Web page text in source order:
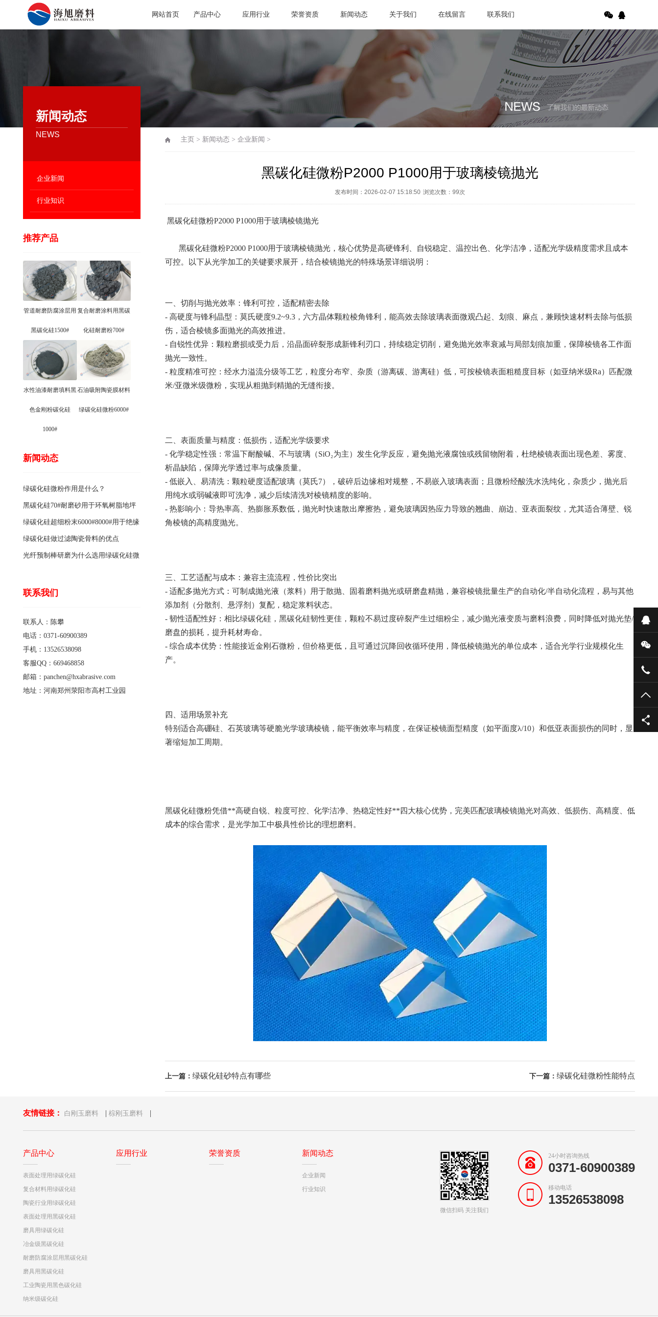
网站首页 产品中心 应用行业 荣誉资质 新闻动态 关于我们 在线留言 联系我们
新闻动态
NEWS
企业新闻
行业知识
推荐产品
管道耐磨防腐涂层用
黑碳化硅1500#
复合耐磨涂料用黑碳
化硅耐磨粉700#
水性油漆耐磨填料黑
色金刚粉碳化硅
1000#
石油吸附陶瓷膜材料
绿碳化硅微粉6000#
新闻动态
绿碳化硅微粉作用是什么？
黑碳化硅70#耐磨砂用于环氧树脂地坪
骨料的特点有哪些？
绿碳化硅超细粉末6000#8000#用于绝缘
涂料的优点
绿碳化硅做过滤陶瓷骨料的优点
光纤预制棒研磨为什么选用绿碳化硅微
联系我们
联系人：陈攀
电话：0371-60900389
手机：13526538098
客服QQ：669468858
邮箱：panchen@hxabrasive.com
地址：河南郑州荥阳市高村工业园
主页 > 新闻动态 > 企业新闻 >
黑碳化硅微粉P2000 P1000用于玻璃棱镜抛光
发布时间：2026-02-07 15:18:50 浏览次数： 99次
黑碳化硅微粉P2000 P1000用于玻璃棱镜抛光
黑碳化硅微粉P2000 P1000用于玻璃棱镜抛光，核心优势是高硬锋利、自锐稳定、温控出色、化学洁净，适配光学级精度需求且成本
可控。以下从光学加工的关键要求展开，结合棱镜抛光的特殊场景详细说明：
一、切削与抛光效率：锋利可控，适配精密去除
- 高硬度与锋利晶型：莫氏硬度9.2~9.3，六方晶体颗粒棱角锋利，能高效去除玻璃表面微观凸起、划痕、麻点，兼顾快速材料去除与低损
伤，适合棱镜多面抛光的高效推进。
- 自锐性优异：颗粒磨损或受力后，沿晶面碎裂形成新锋利刃口，持续稳定切削，避免抛光效率衰减与局部划痕加重，保障棱镜各工作面
抛光一致性。
- 粒度精准可控：经水力溢流分级等工艺，粒度分布窄、杂质（游离碳、游离硅）低，可按棱镜表面粗糙度目标（如亚纳米级Ra）匹配微
米/亚微米级微粉，实现从粗抛到精抛的无缝衔接。
二、表面质量与精度：低损伤，适配光学级要求
- 化学稳定性强：常温下耐酸碱、不与玻璃（SiO₂为主）发生化学反应，避免抛光液腐蚀或残留物附着，杜绝棱镜表面出现色差、雾度、
析晶缺陷，保障光学透过率与成像质量。
- 低嵌入、易清洗：颗粒硬度适配玻璃（莫氏7），破碎后边缘相对规整，不易嵌入玻璃表面；且微粉经酸洗水洗纯化，杂质少，抛光后
用纯水或弱碱液即可洗净，减少后续清洗对棱镜精度的影响。
- 热影响小：导热率高、热膨胀系数低，抛光时快速散出摩擦热，避免玻璃因热应力导致的翘曲、崩边、亚表面裂纹，尤其适合薄壁、锐
角棱镜的高精度抛光。
三、工艺适配与成本：兼容主流流程，性价比突出
- 适配多抛光方式：可制成抛光液（浆料）用于散抛、固着磨料抛光或研磨盘精抛，兼容棱镜批量生产的自动化/半自动化流程，易与其他
添加剂（分散剂、悬浮剂）复配，稳定浆料状态。
- 韧性适配性好：相比绿碳化硅，黑碳化硅韧性更佳，颗粒不易过度碎裂产生过细粉尘，减少抛光液变质与磨料浪费，同时降低对抛光垫/
磨盘的损耗，提升耗材寿命。
- 综合成本优势：性能接近金刚石微粉，但价格更低，且可通过沉降回收循环使用，降低棱镜抛光的单位成本，适合光学行业规模化生
产。
四、适用场景补充
特别适合高硼硅、石英玻璃等硬脆光学玻璃棱镜，能平衡效率与精度，在保证棱镜面型精度（如平面度λ/10）和低亚表面损伤的同时，显
著缩短加工周期。
黑碳化硅微粉凭借**高硬自锐、粒度可控、化学洁净、热稳定性好**四大核心优势，完美匹配玻璃棱镜抛光对高效、低损伤、高精度、低
成本的综合需求，是光学加工中极具性价比的理想磨料。
上一篇： 绿碳化硅砂特点有哪些 下一篇： 绿碳化硅微粉性能特点
友情链接： 白刚玉磨料 | 棕刚玉磨料 |
产品中心
表面处理用绿碳化硅
复合材料用绿碳化硅
陶瓷行业用绿碳化硅
表面处理用黑碳化硅
磨具用绿碳化硅
冶金级黑碳化硅
耐磨防腐涂层用黑碳化硅
磨具用黑碳化硅
工业陶瓷用黑色碳化硅
纳米级碳化硅
应用行业 荣誉资质 新闻动态
企业新闻
行业知识
微信扫码 关注我们
24小时咨询热线
0371-60900389
移动电话
13526538098
在
微